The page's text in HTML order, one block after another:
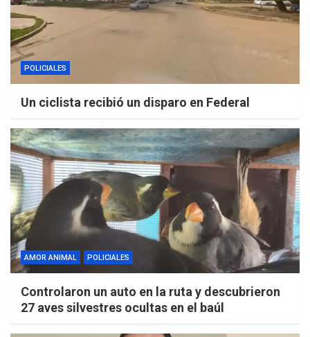
POLICIALES
Un ciclista recibió un disparo en Federal
AMOR ANIMAL POLICIALES
Controlaron un auto en la ruta y descubrieron
27 aves silvestres ocultas en el baúl